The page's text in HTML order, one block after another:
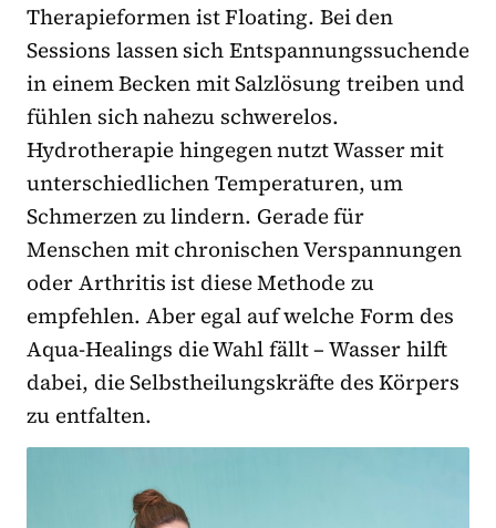
Therapieformen ist Floating. Bei den
Sessions lassen sich Entspannungssuchende
in einem Becken mit Salzlösung treiben und
fühlen sich nahezu schwerelos.
Hydrotherapie hingegen nutzt Wasser mit
unterschiedlichen Temperaturen, um
Schmerzen zu lindern. Gerade für
Menschen mit chronischen Verspannungen
oder Arthritis ist diese Methode zu
empfehlen. Aber egal auf welche Form des
Aqua-Healings die Wahl fällt – Wasser hilft
dabei, die Selbstheilungskräfte des Körpers
zu entfalten.